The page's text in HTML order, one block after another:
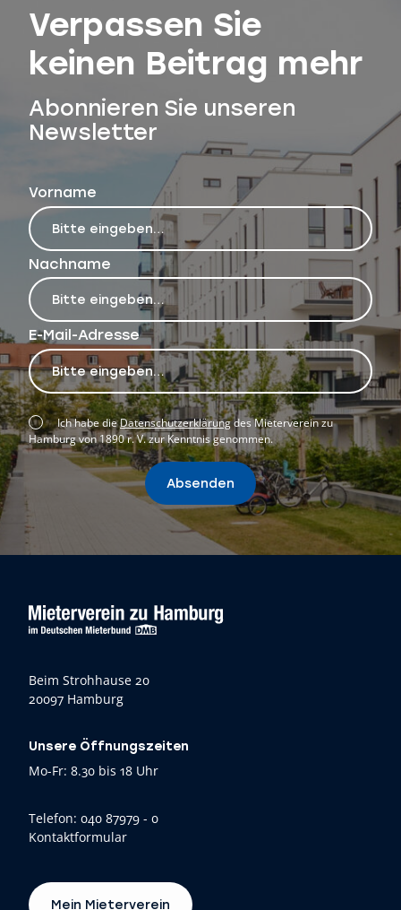
Verpassen Sie
keinen Beitrag mehr
Abonnieren Sie unseren
Newsletter
Vorname
Nachname
E-Mail-Adresse
Ich habe dieDatenschutzerklärungdes Mieterverein zu
Hamburg von 1890 r. V. zur Kenntnis genommen.
Absenden
Beim Strohhause 20
20097 Hamburg
Unsere Öffnungszeiten
Mo-Fr: 8.30 bis 18 Uhr
Telefon: 040 87979 - 0
Kontaktformular
Mein Mieterverein